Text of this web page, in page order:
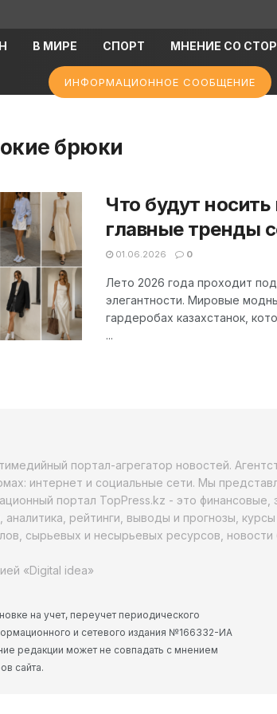
В МИРЕ СПОРТ МНЕНИЕ СО
ИНФОРМАЦИОННОЕ СООБЩЕНИЕ
брюки
Что будут
главные тренды
01.06.2026 0
Лето 2026 года проходит
элегантности. Мировые
гардеробах казахстанок,
...
портал-агрегатор новостей.
интернет и социальные сети. Мы
портал TopPress.kz - это финансовые,
аналитика, рейтинги, выводы и прогнозы,
сырьевых и несырьевых ресурсов, новости
«Digital idea»
на учет, переучет периодического
и сетевого издания №166332-ИА
редакции может не совпадать с мнением
сайта.